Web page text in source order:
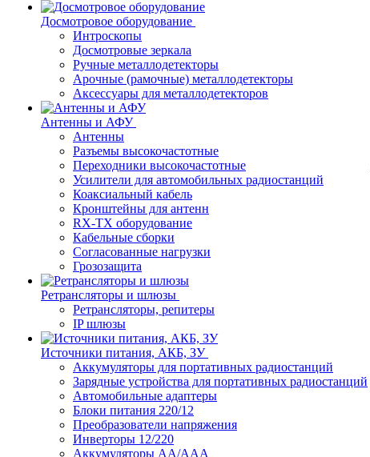
Досмотровое оборудование
Интроскопы
Досмотровые зеркала
Ручные металлодетекторы
Арочные (рамочные) металлодетекторы
Аксессуары для металлодетекторов
Антенны и АФУ
Антенны
Разъемы высокочастотные
Переходники высокочастотные
Усилители для автомобильных радиостанций
Коаксиальный кабель
Кронштейны для антенн
RX-TX оборудование
Кабельные сборки
Согласованные нагрузки
Грозозащита
Ретрансляторы и шлюзы
Ретрансляторы, репитеры
IP шлюзы
Источники питания, АКБ, ЗУ
Аккумуляторы для портативных радиостанций
Зарядные устройства для портативных радиостанций
Автомобильные адаптеры
Блоки питания 220/12
Преобразователи напряжения
Инверторы 12/220
Аккумуляторы АА/ААА